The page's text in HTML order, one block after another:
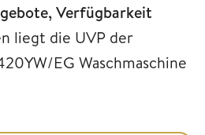
Verfügbarkeit
liegt die UVP der
EG Waschmaschine